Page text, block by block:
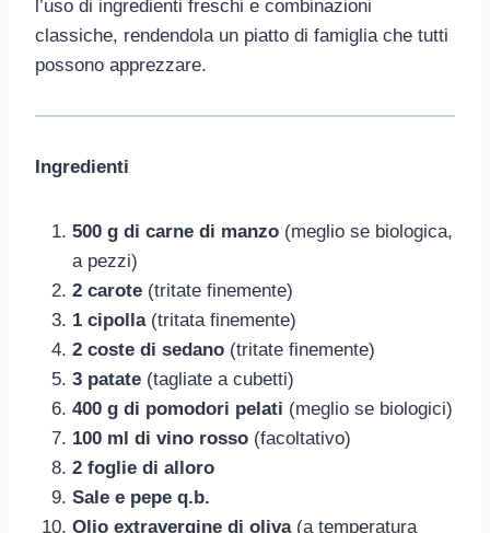
l’uso di ingredienti freschi e combinazioni
classiche, rendendola un piatto di famiglia che tutti
possono apprezzare.
Ingredienti
500 g di carne di manzo (meglio se biologica,
a pezzi)
2 carote (tritate finemente)
1 cipolla(tritata finemente)
2 coste di sedano (tritate finemente)
3 patate (tagliate a cubetti)
400 g di pomodori pelati (meglio se biologici)
100 ml di vino rosso (facoltativo)
2 foglie di alloro
Sale e pepe q.b.
Olio extravergine di oliva(a temperatura